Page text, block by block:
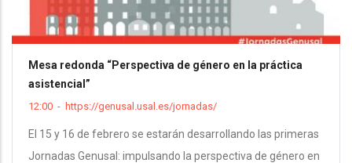
Mesa redonda “Perspectiva de género en la práctica
asistencial”
12:00 - https://genusal.usal.es/jornadas/
El 15 y 16 de febrero se estarán desarrollando las primeras
Jornadas Genusal: impulsando la perspectiva de género en